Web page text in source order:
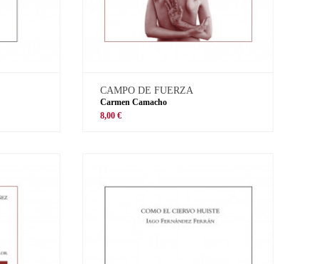
CAMPO DE FUERZA
Carmen Camacho
8,00 €